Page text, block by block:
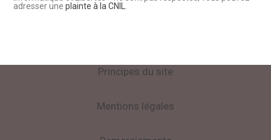
adresser uneplainte à la CNIL.
Principes du site
Mentions légales